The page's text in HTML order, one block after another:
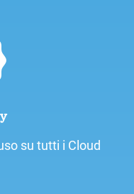
su tutti i Cloud